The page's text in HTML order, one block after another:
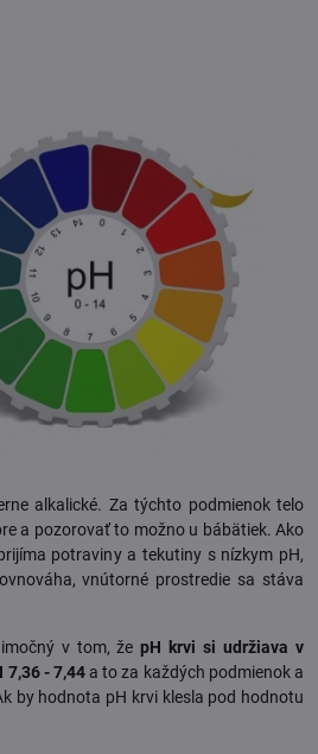
alkalické. Za týchto podmienok telo
a pozorovať to možno u bábätiek. Ako
potraviny a tekutiny s nízkym pH,
vnútorné prostredie sa stáva
v tom, žepH krvi si udržiava v
7,36 - 7,44a to za každých podmienok a
by hodnota pH krvi klesla pod hodnotu